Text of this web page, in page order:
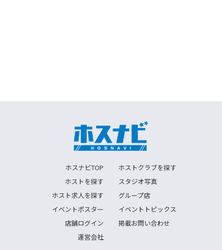
ホスナビTOP
ホストクラブを探す
ホストを探す
スタジオ写真
ホスト求人を探す
グループ店
イベントポスター
イベントトピックス
店舗ログイン
掲載お問い合わせ
運営会社